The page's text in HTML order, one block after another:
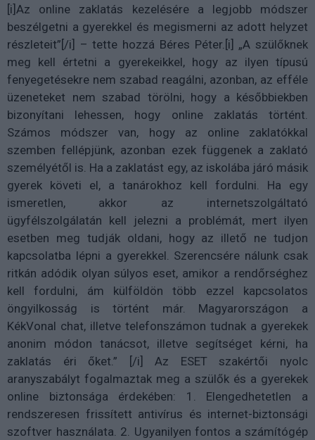
[i]Az online zaklatás kezelésére a legjobb módszer
beszélgetni a gyerekkel és megismerni az adott helyzet
részleteit”[/i] – tette hozzá Béres Péter.[i] „A szülőknek
meg kell értetni a gyerekeikkel, hogy az ilyen típusú
fenyegetésekre nem szabad reagálni, azonban, az efféle
üzeneteket nem szabad törölni, hogy a későbbiekben
bizonyítani lehessen, hogy online zaklatás történt.
Számos módszer van, hogy az online zaklatókkal
szemben fellépjünk, azonban ezek függenek a zaklató
személyétől is. Ha a zaklatást egy, az iskolába járó másik
gyerek követi el, a tanárokhoz kell fordulni. Ha egy
ismeretlen, akkor az internetszolgáltató
ügyfélszolgálatán kell jelezni a problémát, mert ilyen
esetben meg tudják oldani, hogy az illető ne tudjon
kapcsolatba lépni a gyerekkel. Szerencsére nálunk csak
ritkán adódik olyan súlyos eset, amikor a rendőrséghez
kell fordulni, ám külföldön több ezzel kapcsolatos
öngyilkosság is történt már. Magyarországon a
KékVonal chat, illetve telefonszámon tudnak a gyerekek
anonim módon tanácsot, illetve segítséget kérni, ha
zaklatás éri őket.” [/i] Az ESET szakértői nyolc
aranyszabályt fogalmaztak meg a szülők és a gyerekek
online biztonsága érdekében: 1. Elengedhetetlen a
rendszeresen frissített antivírus és internet-biztonsági
szoftver használata. 2. Ugyanilyen fontos a számítógép